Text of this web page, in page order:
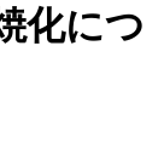
化につ